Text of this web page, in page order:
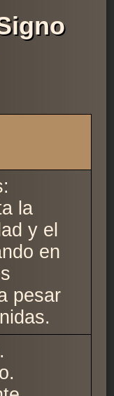
la
y el
en
pesar